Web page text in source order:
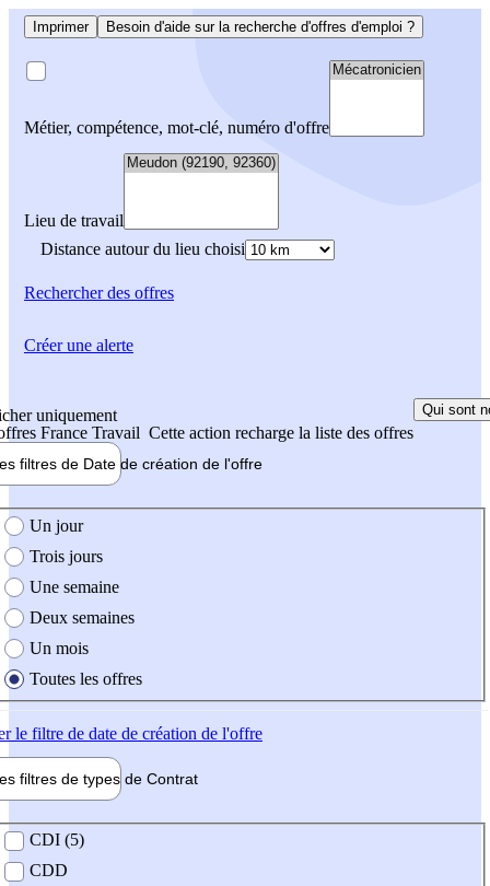
Imprimer Besoin d'aide sur la recherche d'offres d'emploi ?
Métier, compétence, mot-clé, numéro d'offre
Lieu de travail
Distance autour du lieu choisi
Rechercherdes offres
uniquement
France Travail Cette action recharge la liste des offres
Qui sont
filtres de Date de création de l'offre
création de l'offre
Un jour
Trois jours
Une semaine
Deux semaines
Un mois
Toutes les offres
le filtre de date de création de l'offre
filtres de types de Contrat
contrat
CDI (5)
CDD
Créer une alerte